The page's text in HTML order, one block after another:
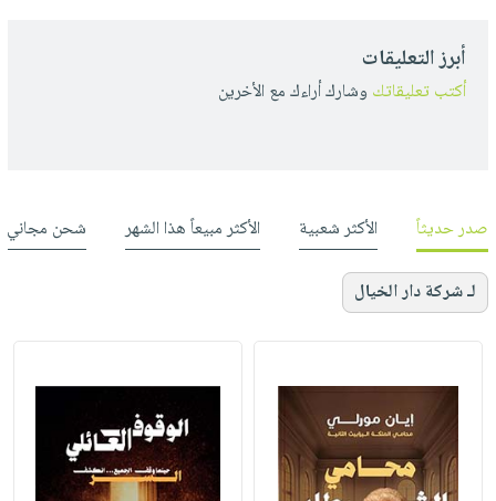
أبرز التعليقات
أكتب تعليقاتك وشارك أراءك مع الأخرين
صدر حديثاً الأكثر شعبية الأكثر مبيعاً هذا الشهر شحن مجاني
لـ شركة دار الخيال